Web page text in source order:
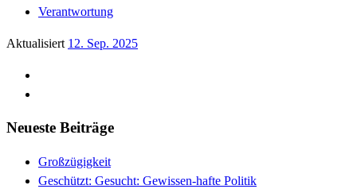
Verantwortung
Aktualisiert 12. Sep. 2025
Neueste Beiträge
Großzügigkeit
Geschützt: Gesucht: Gewissen-hafte Politik